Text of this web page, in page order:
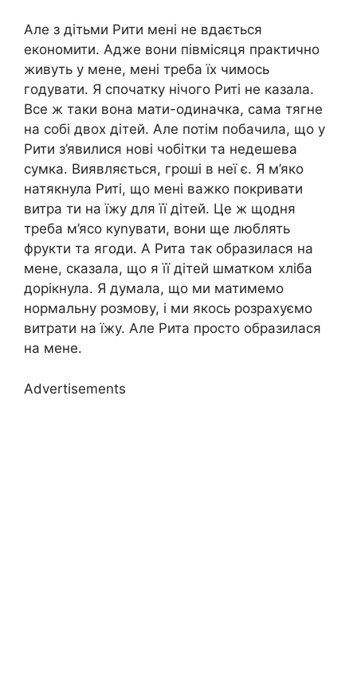
Але з дітьми Рити мені не вдається
економити. Адже вони півмісяця практично
живуть у мене, мені треба їх чимось
годувати. Я спочатку нічого Риті не казала.
Все ж таки вона мати-одиначка, сама тягне
на собі двох дітей. Але потім побачила, що у
Рити з’явилися нові чобітки та недешева
сумка. Виявляється, гроші в неї є. Я м’яко
натякнула Риті, що мені важко покривати
витра ти на їжу для її дітей. Це ж щодня
треба м’ясо куnувати, вони ще люблять
фрукти та ягоди. А Рита так образилася на
мене, сказала, що я її дітей шматком хліба
дорікнула. Я думала, що ми матимемо
нормальну розмову, і ми якось розрахуємо
витрати на їжу. Але Рита просто образилася
на мене.
Advertisements